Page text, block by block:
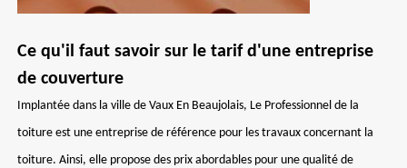
Ce qu'il faut savoir sur le tarif d'une entreprise
de couverture
Implantée dans la ville de Vaux En Beaujolais, Le Professionnel de la
toiture est une entreprise de référence pour les travaux concernant la
toiture. Ainsi, elle propose des prix abordables pour une qualité de